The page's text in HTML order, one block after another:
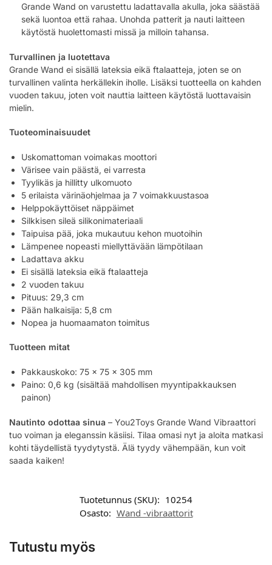
Grande Wand on varustettu ladattavalla akulla, joka säästää
sekä luontoa että rahaa. Unohda patterit ja nauti laitteen
käytöstä huolettomasti missä ja milloin tahansa.
Turvallinen ja luotettava
Grande Wand ei sisällä lateksia eikä ftalaatteja, joten se on
turvallinen valinta herkällekin iholle. Lisäksi tuotteella on kahden
vuoden takuu, joten voit nauttia laitteen käytöstä luottavaisin
mielin.
Tuoteominaisuudet
Uskomattoman voimakas moottori
Värisee vain päästä, ei varresta
Tyylikäs ja hillitty ulkomuoto
5 erilaista värinäohjelmaa ja 7 voimakkuustasoa
Helppokäyttöiset näppäimet
Silkkisen sileä silikonimateriaali
Taipuisa pää, joka mukautuu kehon muotoihin
Lämpenee nopeasti miellyttävään lämpötilaan
Ladattava akku
Ei sisällä lateksia eikä ftalaatteja
2 vuoden takuu
Pituus: 29,3 cm
Pään halkaisija: 5,8 cm
Nopea ja huomaamaton toimitus
Tuotteen mitat
Pakkauskoko: 75 x 75 x 305 mm
Paino: 0,6 kg (sisältää mahdollisen myyntipakkauksen
painon)
Nautinto odottaa sinua – You2Toys Grande Wand Vibraattori
tuo voiman ja eleganssin käsiisi. Tilaa omasi nyt ja aloita matkasi
kohti täydellistä tyydytystä. Älä tyydy vähempään, kun voit
saada kaiken!
Tuotetunnus (SKU): 10254
Osasto: Wand -vibraattorit
Tutustu myös